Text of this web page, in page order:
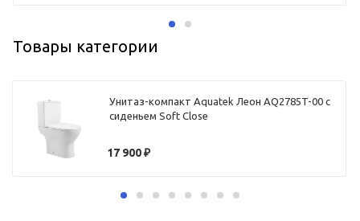
Товары категории
Унитаз-компакт Aquatek Леон AQ2785T-00 с
сиденьем Soft Close
17 900₽